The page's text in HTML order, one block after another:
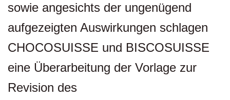
sowie angesichts der ungenügend
aufgezeigten Auswirkungen schlagen
CHOCOSUISSE und BISCOSUISSE
eine Überarbeitung der Vorlage zur
Revision des